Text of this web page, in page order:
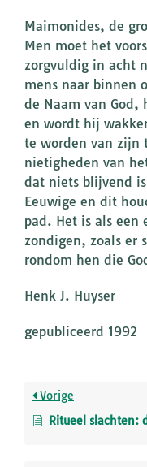
Maimonides, de
Men moet het
zorgvuldig in acht
mens naar binnen
de Naam van God,
en wordt hij
te worden van zijn
nietigheden van
dat niets blijvend
Eeuwige en dit
pad. Het is als
zondigen, zoals er
rondom hen die
Henk J. Huyser
gepubliceerd 1992
Vorige
Ritueel slachten: